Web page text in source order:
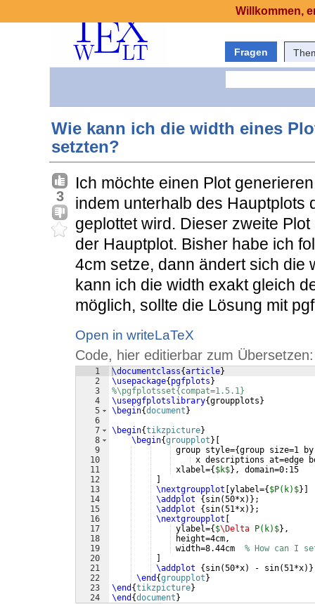
Fragen
Wie kann ich die width eines
setzten?
3
Ich möchte einen Plot
indem unterhalb des Hauptplots
geplottet wird. Dieser zweite
der Hauptplot. Bisher habe ich
4cm setze, dann ändert sich die
kann ich die width exakt gleich
möglich, sollte die Lösung mit
Open in writeLaTeX
Code, hier editierbar zum Übersetzen:
1
2
3
4
5
6
7
8
9
10
11
12
13
14
15
16
17
18
19
20
21
22
23
24
\documentclass{article}
\usepackage{ pgfplots }
%\pgfplotsset{compat=1.5.1}
\usepgfplotslibrary{groupplots }
\begin{document }
\begin{tikzpicture}
\begin{groupplot }
group style={group size=1
x descriptions at=edge
xlabel={ $k$} , domain=0:15
\nextgroupplot ylabel={ $P(k)$}]
\addplot
{ sin(50*x)} ;
\addplot
{ sin(51*x)} ;
\nextgroupplot
ylabel={ $\Delta P(k)$} ,
height=4cm,
width=8.44cm % How can I
\addplot
{ sin(50*x) - sin(51*x)}
\end {groupplot }
\end {tikzpicture}
\end {document }
Willkommen,